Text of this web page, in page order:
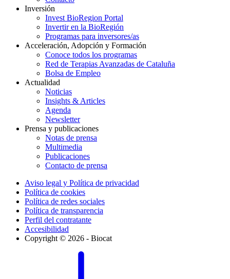
Inversión
Invest BioRegion Portal
Invertir en la BioRegión
Programas para inversores/as
Acceleración, Adopción y Formación
Conoce todos los programas
Red de Terapias Avanzadas de Cataluña
Bolsa de Empleo
Actualidad
Noticias
Insights & Articles
Agenda
Newsletter
Prensa y publicaciones
Notas de prensa
Multimedia
Publicaciones
Contacto de prensa
Aviso legal y Política de privacidad
Política de cookies
Política de redes sociales
Política de transparencia
Perfil del contratante
Accesibilidad
Copyright © 2026 - Biocat